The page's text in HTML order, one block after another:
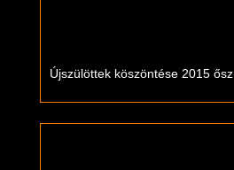
Újszülöttek köszöntése 2015 ősz